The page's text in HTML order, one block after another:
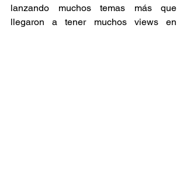
lanzando muchos temas más que
llegaron a tener muchos views en